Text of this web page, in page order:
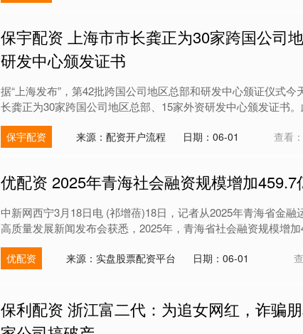
保宇配资 上海市市长龚正为30家跨国公司
研发中心颁发证书
据“上海发布”，第42批跨国公司地区总部和研发中心颁证仪式
长龚正为30家跨国公司地区总部、15家外资研发中心颁发证书
保宇配资 来源：配资开户流程 日期：06-01 查看：
优配资 2025年青海社会融资规模增加459.7
中新网西宁3月18日电 (祁增蓓)18日，记者从2025年青海省金
高质量发展新闻发布会获悉，2025年，青海省社会融资规模增加
优配资 来源：实盘股票配资平台 日期：06-01
保利配资 浙江富二代：为追女网红，诈骗